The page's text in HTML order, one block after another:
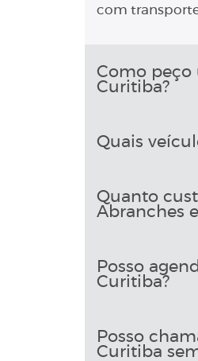
com
Como peço
Curitiba?
Quais
Quanto
Abranches
Posso
Curitiba?
Posso
Curitiba